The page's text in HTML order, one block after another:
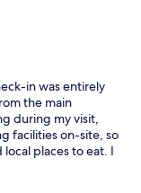
in was entirely
the main
during my visit,
facilities on-site, so
places to eat. I
cottage as a
here again next